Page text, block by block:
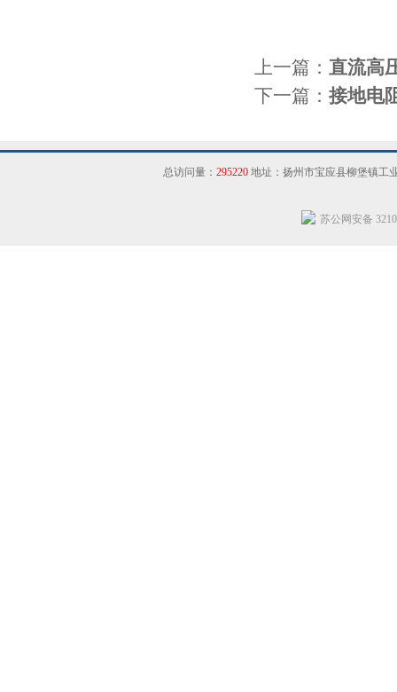
上一篇： 直流高
下一篇： 接地电
总访问量： 295220 地址：扬州市宝应县柳堡镇工
苏公网安备